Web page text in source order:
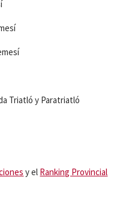
Triatló y Paratriatló
y el Ranking Provincial